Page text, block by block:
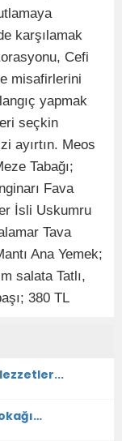
karşılamak
Cefi
misafirlerini
yapmak
seçkin
ayırtın. Meos
Tabağı;
Fava
İsli Uskumru
Tava
Ana Yemek;
salata Tatlı,
380 TL